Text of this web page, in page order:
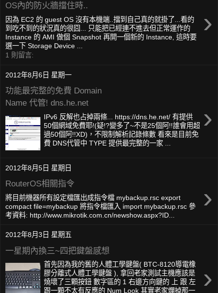
OS內的防火牆擋住時..
›
因為 EC2 的 guest OS 沒有本機端..擋到自己真的就掛了...看的
到吃不到的狀況真的很囧... 只能把已經連不進去但正常運作的
Instance 的 AMI 做個 Snapshot 再開一個新的 Instance, 這時要
選一下 Storage Device ...
1 則留言:
2012年8月6日 星期一
功能最完整的免費 Domain
Name 代管! dns.he.net
›
IPv6 反解也占掉兩條... https://dns.he.net/ 有提供
50個網域免費耶!(疑!?變多了~不是25個阿!!誰會用超
過50個阿!!XD)，不限制解析記錄條數 看來是目前免
費 DNS代管中 TYPE 提供最完整的一家 ...
2012年8月5日 星期日
RouterOS相關指令 ›
將目前機器所有設定檔匯出成指令檔 mybackup.rsc export
compact file=mybackup 將指令檔匯入 import mybackup.rsc 參
考資料: http://www.mikrotik.com.cn/newshow.aspx?ID...
2012年8月3日 星期五
一星期內換三~四把鍵盤感想
›
首先因為我的舊的人體工學鍵盤( BTC-8120導電橡
膠分離式人體工學鍵盤 ), 拿回老家測試主機應該是
燒壞了三顆按鈕 數字區的 1 右邊方向鍵的 上 跟 左
跟一顆不太有反應的 Num Look 其實老家爛掉那一